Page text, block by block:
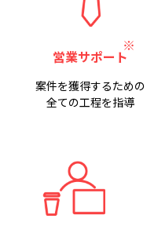
営業サポート
案件を獲得するための
全ての工程を指導